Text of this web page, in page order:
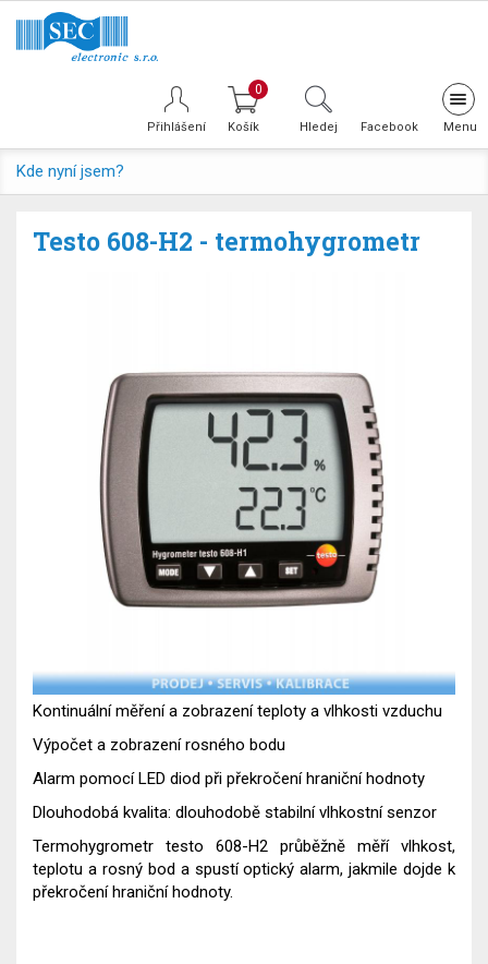
Přihlášení
0
Hledej Facebook
Kde nyní jsem?
Testo 608-H2 - termohygrometr
Kontinuální měření a zobrazení teploty a vlhkosti vzduchu
Výpočet a zobrazení rosného bodu
Alarm pomocí LED diod při překročení hraniční hodnoty
Dlouhodobá kvalita: dlouhodobě stabilní vlhkostní senzor
Termohygrometr testo 608-H2 průběžně měří vlhkost,
teplotu a rosný bod a spustí optický alarm, jakmile dojde k
překročení hraniční hodnoty.